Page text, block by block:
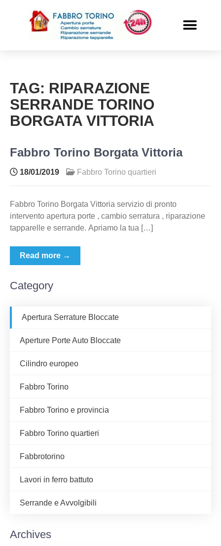
TAG: RIPARAZIONE
SERRANDE TORINO
BORGATA VITTORIA
Fabbro Torino Borgata Vittoria
18/01/2019 Fabbro Torino quartieri
Fabbro Torino Borgata Vittoria servizio di pronto
intervento apertura porte , cambio serratura , riparazione
tapparelle e serrande. Apriamo la tua […]
Read more →
Category
Apertura Serrature Bloccate
Aperture Porte Auto Bloccate
Cilindro europeo
Fabbro Torino
Fabbro Torino e provincia
Fabbro Torino quartieri
Fabbrotorino
Lavori in ferro battuto
Serrande e Avvolgibili
Archives